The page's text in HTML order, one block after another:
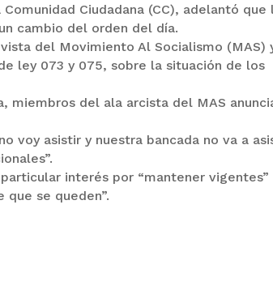
Ciudadana (CC), adelantó que
cambio del orden del día.
del Movimiento Al Socialismo (MAS)
ley 073 y 075, sobre la situación de los
del ala arcista del MAS
voy asistir y nuestra bancada no va a
interés por “mantener vigentes”
se queden”.